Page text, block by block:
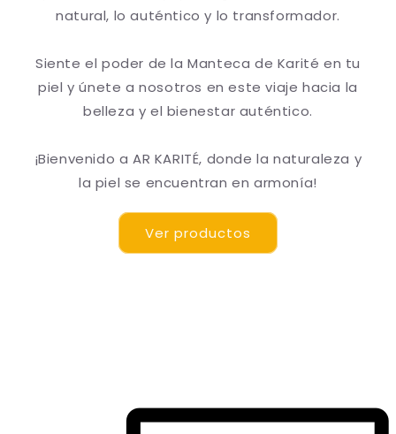
natural, lo auténtico y lo transformador.
Siente el poder de la Manteca de Karité en tu
piel y únete a nosotros en este viaje hacia la
belleza y el bienestar auténtico.
¡Bienvenido a AR KARITÉ, donde la naturaleza y
la piel se encuentran en armonía!
Ver productos